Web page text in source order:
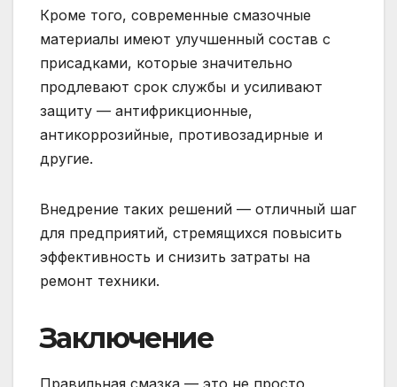
Кроме того, современные смазочные
материалы имеют улучшенный состав с
присадками, которые значительно
продлевают срок службы и усиливают
защиту — антифрикционные,
антикоррозийные, противозадирные и
другие.
Внедрение таких решений — отличный шаг
для предприятий, стремящихся повысить
эффективность и снизить затраты на
ремонт техники.
Заключение
Правильная смазка — это не просто